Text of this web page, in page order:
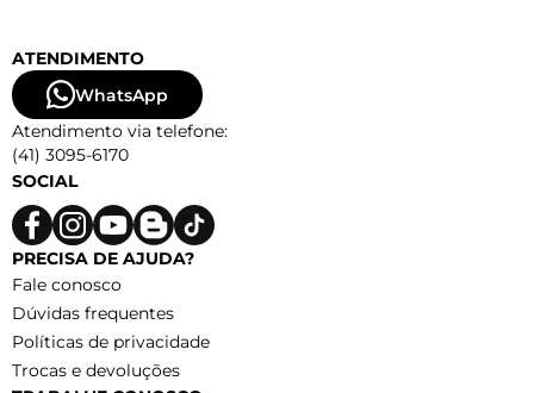
ATENDIMENTO
WhatsApp
Atendimento via telefone:
(41) 3095-6170
SOCIAL
PRECISA DE AJUDA?
Fale conosco
Dúvidas frequentes
Políticas de privacidade
Trocas e devoluções